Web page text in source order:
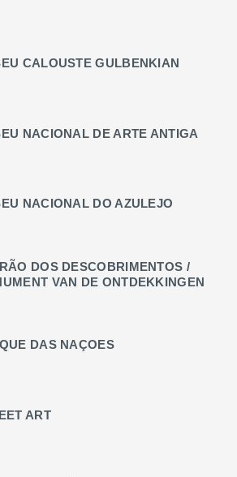
CALOUSTE GULBENKIAN
NACIONAL DE ARTE ANTIGA
NACIONAL DO AZULEJO
DOS DESCOBRIMENTOS /
VAN DE ONTDEKKINGEN
DAS NAÇOES
ART